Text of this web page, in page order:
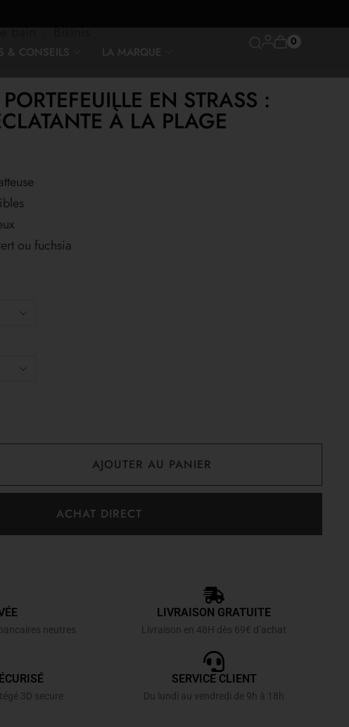
& CONSEILS LA MARQUE
0
EN STRASS :
À LA PLAGE
ou fuchsia
AJOUTER AU PANIER
ACHAT DIRECT
neutres
LIVRAISON GRATUITE
Livraison en 48H dès 69€ d’achat
3D secure
SERVICE CLIENT
Du lundi au vendredi de 9h à 18h